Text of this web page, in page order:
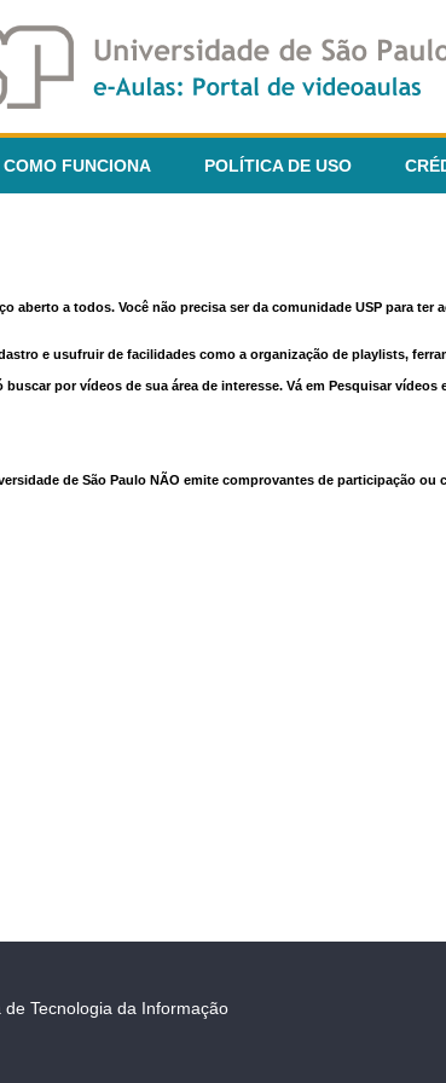
COMO FUNCIONA POLÍTICA DE USO
aberto a todos. Você não precisa ser da comunidade USP para
e usufruir de facilidades como a organização de playlists,
buscar por vídeos de sua área de interesse. Vá em Pesquisar
de São Paulo NÃO emite comprovantes de participação
Tecnologia da Informação